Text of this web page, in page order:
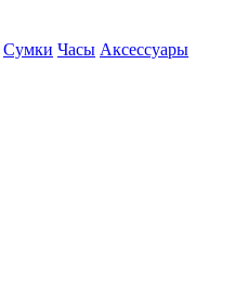
Сумки Часы Аксессуары